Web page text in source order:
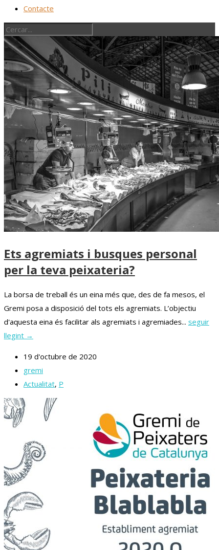
Contacte
Ets agremiats i busques personal
per la teva peixateria?
La borsa de treball és un eina més que, des de fa mesos, el
Gremi posa a disposició del tots els agremiats. L’objectiu
d'aquesta eina és facilitar als agremiats i agremiades... seguir
llegint →
19 d'octubre de 2020
gremi
Actualitat, P